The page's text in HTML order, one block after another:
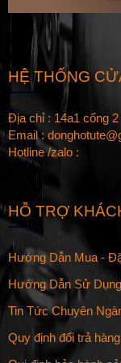
HỆ THỐNG
Địa chỉ : 14a1 cổng
Email :
Hotline /zalo :
HỖ TRỢ
Hướng Dẫn Mua -
Hướng Dẫn Sử
Tin Tức Chuyên
Quy định đổi trả hàng